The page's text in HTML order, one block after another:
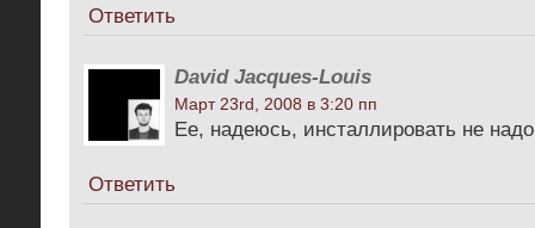
Ответить
David Jacques-Louis
Март 23rd, 2008 в 3:20 пп
Ее, надеюсь, инсталлировать не
Ответить